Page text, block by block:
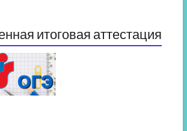
итоговая аттестация